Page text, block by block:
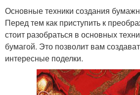
Основные техники создания
Перед тем как приступить к
стоит разобраться в основных
бумагой. Это позволит вам
интересные поделки.